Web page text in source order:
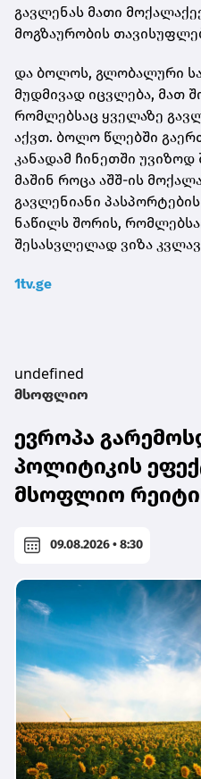
გავლენას მათი
მოგზაურობის
და ბოლოს, გლობალური
მუდმივად იცვლება, მათ
რომლებსაც ყველაზე
აქვთ. ბოლო წლებში
კანადამ ჩინეთში
მაშინ როცა აშშ-ის
გავლენიანი
ნაწილს შორის,
შესასვლელად ვიზა
1tv.ge
undefined
მსოფლიო
ევროპა
პოლიტიკის
მსოფლიო
09.08.2026 • 8:30